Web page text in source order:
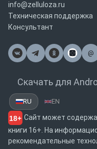
info@zelluloza.ru
Техническая поддержка
Консультант
@
Скачать для
RU EN
18+ Сайт может
книги 16+. На
рекомендательные